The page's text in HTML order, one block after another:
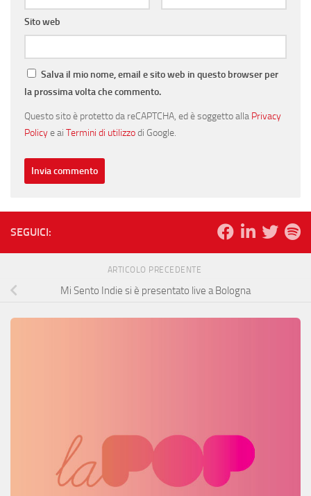
Sito web
Salva il mio nome, email e sito web in questo browser per
la prossima volta che commento.
Questo sito è protetto da reCAPTCHA, ed è soggetto alla Privacy
Policye ai Termini di utilizzodi Google.
SEGUICI:
ARTICOLO PRECEDENTE
Mi Sento Indie si è presentato live a Bologna